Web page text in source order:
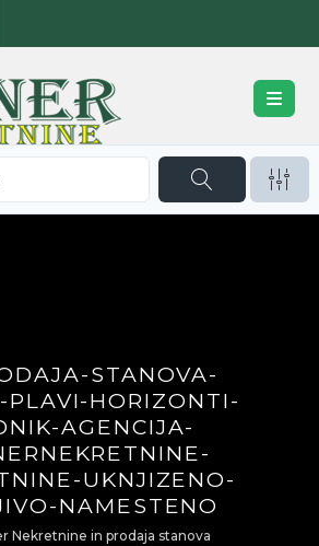
STANOVA-
PLAVI-HORIZONTI-
AGENCIJA-
UKNJIZENO-
NAMESTENO
Nekretnine in prodaja stanova